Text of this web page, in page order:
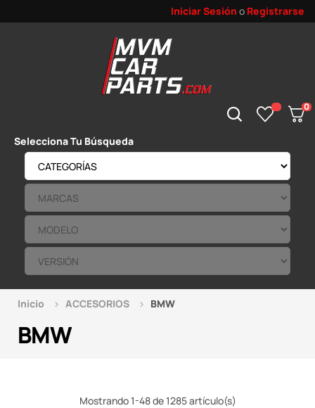
Iniciar Sesión o Registrarse
0
Selecciona Tu Búsqueda
BMW
Inicio ACCESORIOS BMW
Mostrando 1-48 de 1285 artículo(s)